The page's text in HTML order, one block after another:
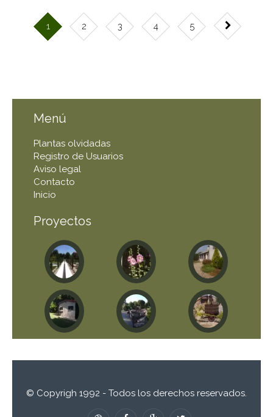
1 2 3 4 5
Menú
Plantas olvidadas
Registro de Usuarios
Aviso legal
Contacto
Inicio
Proyectos
© Copyrigh 1992 - Todos los derechos reservados.